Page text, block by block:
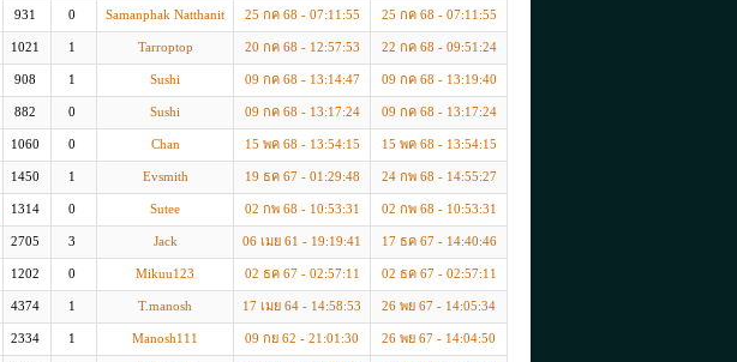
931 0 Samanphak Natthanit 25 กค 68 - 07:11:55 25 กค 68 - 07:11:55
1021 1 Tarroptop 20 กค 68 - 12:57:53 22 กค 68 - 09:51:24
908 1 Sushi 09 กค 68 - 13:14:47 09 กค 68 - 13:19:40
882 0 Sushi 09 กค 68 - 13:17:24 09 กค 68 - 13:17:24
1060 0 Chan 15 พค 68 - 13:54:15 15 พค 68 - 13:54:15
1450 1 Evsmith 19 ธค 67 - 01:29:48 24 กพ 68 - 14:55:27
1314 0 Sutee 02 กพ 68 - 10:53:31 02 กพ 68 - 10:53:31
2705 3 Jack 06 เมย 61 - 19:19:41 17 ธค 67 - 14:40:46
1202 0 Mikuu123 02 ธค 67 - 02:57:11 02 ธค 67 - 02:57:11
4374 1 T.manosh 17 เมย 64 - 14:58:53 26 พย 67 - 14:05:34
2334 1 Manosh111 09 กย 62 - 21:01:30 26 พย 67 - 14:04:50